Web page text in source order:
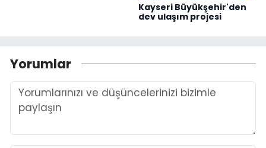
Kayseri Büyükşehir'den
dev ulaşım projesi
Yorumlar